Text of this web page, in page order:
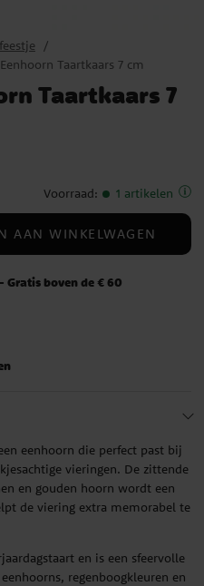
Taartkaars 7 cm
Taartkaars 7
Voorraad: 1 artikelen
AAN WINKELWAGEN
Gratis boven de € 60
eenhoorn die perfect past bij
vieringen. De zittende
en gouden hoorn wordt een
de viering extra memorabel te
en is een sfeervolle
regenboogkleuren en